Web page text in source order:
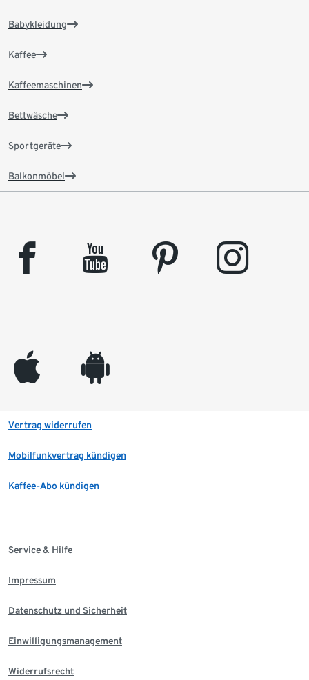
Babykleidung
Kaffee
Kaffeemaschinen
Bettwäsche
Sportgeräte
Balkonmöbel
facebook youtube pinterest instagram
appleinc android
Vertrag widerrufen
Mobilfunkvertrag kündigen
Kaffee-Abo kündigen
Service & Hilfe
Impressum
Datenschutz und Sicherheit
Einwilligungsmanagement
Widerrufsrecht